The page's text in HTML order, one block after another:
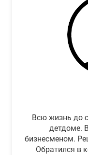
Всю жизнь до
детдоме.
бизнесменом.
Обратился в